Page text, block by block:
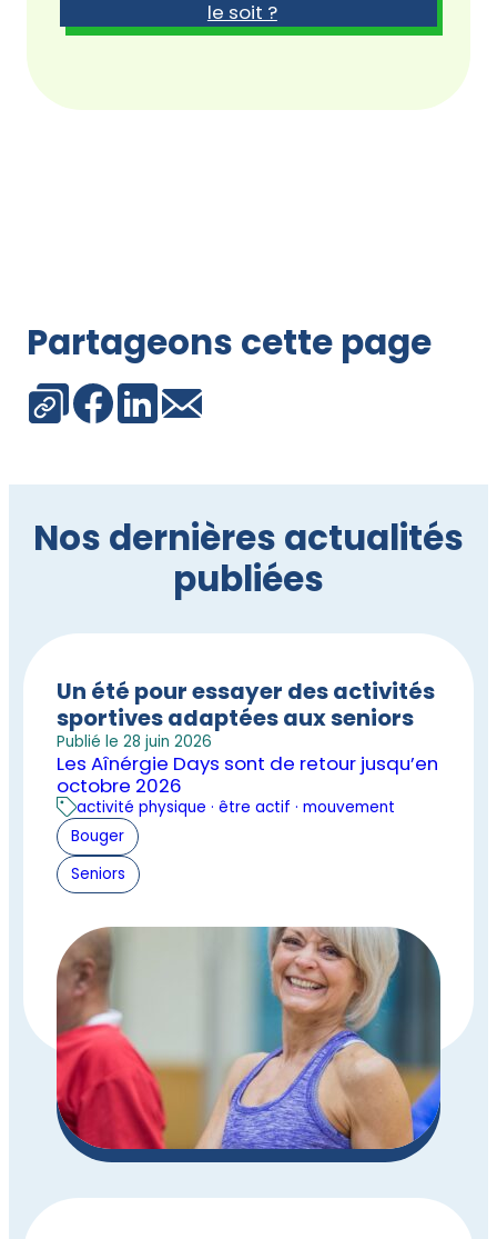
le soit ?
Partageons cette page
Nos dernières actualités
publiées
Un été pour essayer des activités
sportives adaptées aux seniors
Publié le 28 juin 2026
Les Aînérgie Days sont de retour jusqu’en
octobre 2026
activité physique · être actif · mouvement
Bouger
Seniors